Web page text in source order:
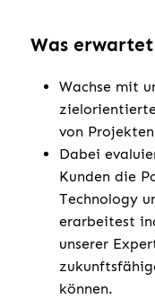
Was
Wachse mit
von
Dabei
Kunden die
Technology
erarbeitest
unserer
können.